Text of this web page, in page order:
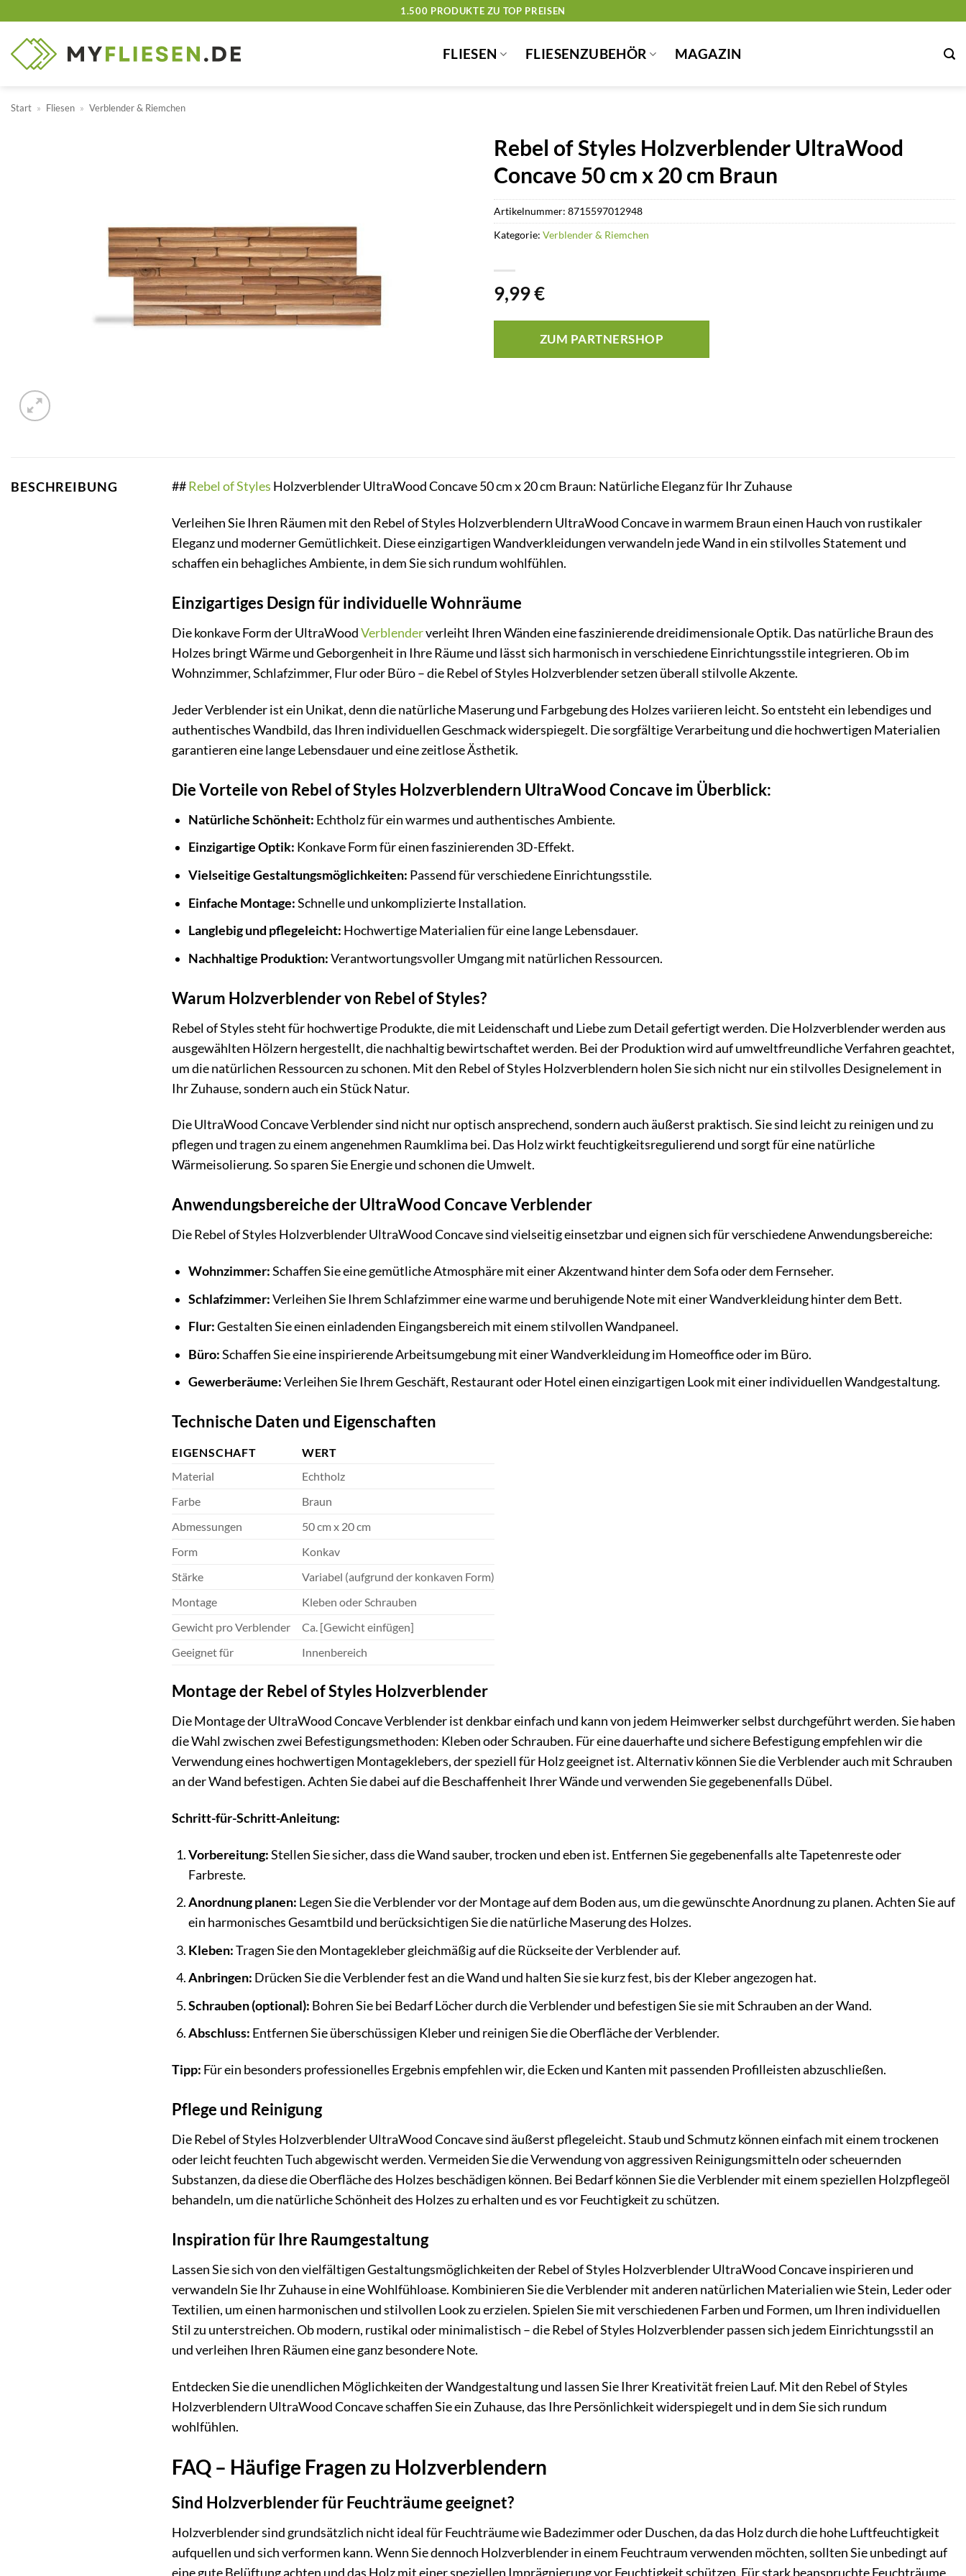
springen
1.500 PRODUKTE ZU TOP PREISEN
FLIESEN FLIESENZUBEHÖR MAGAZIN
Start » Fliesen » Verblender & Riemchen
Rebel of Styles Holzverblender UltraWood
Concave 50 cm x 20 cm Braun
9,99€
ZUM PARTNERSHOP
Artikelnummer: 8715597012948
Kategorie: Verblender & Riemchen
BESCHREIBUNG ##Rebel of Styles Holzverblender UltraWood Concave 50 cm x 20 cm Braun: Natürliche Eleganz für Ihr Zuhause
Verleihen Sie Ihren Räumen mit den Rebel of Styles Holzverblendern UltraWood Concave in warmem Braun einen Hauch von rustikaler
Eleganz und moderner Gemütlichkeit. Diese einzigartigen Wandverkleidungen verwandeln jede Wand in ein stilvolles Statement und
schaffen ein behagliches Ambiente, in dem Sie sich rundum wohlfühlen.
Einzigartiges Design für individuelle Wohnräume
Die konkave Form der UltraWoodVerblenderverleiht Ihren Wänden eine faszinierende dreidimensionale Optik. Das natürliche Braun des
Holzes bringt Wärme und Geborgenheit in Ihre Räume und lässt sich harmonisch in verschiedene Einrichtungsstile integrieren. Ob im
Wohnzimmer, Schlafzimmer, Flur oder Büro – die Rebel of Styles Holzverblender setzen überall stilvolle Akzente.
Jeder Verblender ist ein Unikat, denn die natürliche Maserung und Farbgebung des Holzes variieren leicht. So entsteht ein lebendiges und
authentisches Wandbild, das Ihren individuellen Geschmack widerspiegelt. Die sorgfältige Verarbeitung und die hochwertigen Materialien
garantieren eine lange Lebensdauer und eine zeitlose Ästhetik.
Die Vorteile von Rebel of Styles Holzverblendern UltraWood Concave im Überblick:
Natürliche Schönheit: Echtholz für ein warmes und authentisches Ambiente.
Einzigartige Optik: Konkave Form für einen faszinierenden 3D-Effekt.
Vielseitige Gestaltungsmöglichkeiten: Passend für verschiedene Einrichtungsstile.
Einfache Montage:Schnelle und unkomplizierte Installation.
Langlebig und pflegeleicht: Hochwertige Materialien für eine lange Lebensdauer.
Nachhaltige Produktion:Verantwortungsvoller Umgang mit natürlichen Ressourcen.
Warum Holzverblender von Rebel of Styles?
Rebel of Styles steht für hochwertige Produkte, die mit Leidenschaft und Liebe zum Detail gefertigt werden. Die Holzverblender werden aus
ausgewählten Hölzern hergestellt, die nachhaltig bewirtschaftet werden. Bei der Produktion wird auf umweltfreundliche Verfahren geachtet,
um die natürlichen Ressourcen zu schonen. Mit den Rebel of Styles Holzverblendern holen Sie sich nicht nur ein stilvolles Designelement in
Ihr Zuhause, sondern auch ein Stück Natur.
Die UltraWood Concave Verblender sind nicht nur optisch ansprechend, sondern auch äußerst praktisch. Sie sind leicht zu reinigen und zu
pflegen und tragen zu einem angenehmen Raumklima bei. Das Holz wirkt feuchtigkeitsregulierend und sorgt für eine natürliche
Wärmeisolierung. So sparen Sie Energie und schonen die Umwelt.
Anwendungsbereiche der UltraWood Concave Verblender
Die Rebel of Styles Holzverblender UltraWood Concave sind vielseitig einsetzbar und eignen sich für verschiedene Anwendungsbereiche:
Wohnzimmer:Schaffen Sie eine gemütliche Atmosphäre mit einer Akzentwand hinter dem Sofa oder dem Fernseher.
Schlafzimmer:Verleihen Sie Ihrem Schlafzimmer eine warme und beruhigende Note mit einer Wandverkleidung hinter dem Bett.
Flur:Gestalten Sie einen einladenden Eingangsbereich mit einem stilvollen Wandpaneel.
Büro:Schaffen Sie eine inspirierende Arbeitsumgebung mit einer Wandverkleidung im Homeoffice oder im Büro.
Gewerberäume:Verleihen Sie Ihrem Geschäft, Restaurant oder Hotel einen einzigartigen Look mit einer individuellen Wandgestaltung.
Technische Daten und Eigenschaften
EIGENSCHAFT
WERT
Material
Echtholz
Farbe
Braun
Abmessungen
50 cm x 20 cm
Form
Konkav
Stärke
Variabel (aufgrund der konkaven Form)
Montage
Kleben oder Schrauben
Gewicht pro Verblender
Ca. [Gewicht einfügen]
Geeignet für
Innenbereich
Montage der Rebel of Styles Holzverblender
Die Montage der UltraWood Concave Verblender ist denkbar einfach und kann von jedem Heimwerker selbst durchgeführt werden. Sie haben
die Wahl zwischen zwei Befestigungsmethoden: Kleben oder Schrauben. Für eine dauerhafte und sichere Befestigung empfehlen wir die
Verwendung eines hochwertigen Montageklebers, der speziell für Holz geeignet ist. Alternativ können Sie die Verblender auch mit Schrauben
an der Wand befestigen. Achten Sie dabei auf die Beschaffenheit Ihrer Wände und verwenden Sie gegebenenfalls Dübel.
Schritt-für-Schritt-Anleitung:
Vorbereitung:Stellen Sie sicher, dass die Wand sauber, trocken und eben ist. Entfernen Sie gegebenenfalls alte Tapetenreste oder
Farbreste.
Anordnung planen: Legen Sie die Verblender vor der Montage auf dem Boden aus, um die gewünschte Anordnung zu planen. Achten Sie auf
ein harmonisches Gesamtbild und berücksichtigen Sie die natürliche Maserung des Holzes.
Kleben:Tragen Sie den Montagekleber gleichmäßig auf die Rückseite der Verblender auf.
Anbringen: Drücken Sie die Verblender fest an die Wand und halten Sie sie kurz fest, bis der Kleber angezogen hat.
Schrauben (optional): Bohren Sie bei Bedarf Löcher durch die Verblender und befestigen Sie sie mit Schrauben an der Wand.
Abschluss: Entfernen Sie überschüssigen Kleber und reinigen Sie die Oberfläche der Verblender.
Tipp: Für ein besonders professionelles Ergebnis empfehlen wir, die Ecken und Kanten mit passenden Profilleisten abzuschließen.
Pflege und Reinigung
Die Rebel of Styles Holzverblender UltraWood Concave sind äußerst pflegeleicht. Staub und Schmutz können einfach mit einem trockenen
oder leicht feuchten Tuch abgewischt werden. Vermeiden Sie die Verwendung von aggressiven Reinigungsmitteln oder scheuernden
Substanzen, da diese die Oberfläche des Holzes beschädigen können. Bei Bedarf können Sie die Verblender mit einem speziellen Holzpflegeöl
behandeln, um die natürliche Schönheit des Holzes zu erhalten und es vor Feuchtigkeit zu schützen.
Inspiration für Ihre Raumgestaltung
Lassen Sie sich von den vielfältigen Gestaltungsmöglichkeiten der Rebel of Styles Holzverblender UltraWood Concave inspirieren und
verwandeln Sie Ihr Zuhause in eine Wohlfühloase. Kombinieren Sie die Verblender mit anderen natürlichen Materialien wie Stein, Leder oder
Textilien, um einen harmonischen und stilvollen Look zu erzielen. Spielen Sie mit verschiedenen Farben und Formen, um Ihren individuellen
Stil zu unterstreichen. Ob modern, rustikal oder minimalistisch – die Rebel of Styles Holzverblender passen sich jedem Einrichtungsstil an
und verleihen Ihren Räumen eine ganz besondere Note.
Entdecken Sie die unendlichen Möglichkeiten der Wandgestaltung und lassen Sie Ihrer Kreativität freien Lauf. Mit den Rebel of Styles
Holzverblendern UltraWood Concave schaffen Sie ein Zuhause, das Ihre Persönlichkeit widerspiegelt und in dem Sie sich rundum
wohlfühlen.
FAQ – Häufige Fragen zu Holzverblendern
Sind Holzverblender für Feuchträume geeignet?
Holzverblender sind grundsätzlich nicht ideal für Feuchträume wie Badezimmer oder Duschen, da das Holz durch die hohe Luftfeuchtigkeit
aufquellen und sich verformen kann. Wenn Sie dennoch Holzverblender in einem Feuchtraum verwenden möchten, sollten Sie unbedingt auf
eine gute Belüftung achten und das Holz mit einer speziellen Imprägnierung vor Feuchtigkeit schützen. Für stark beanspruchte Feuchträume